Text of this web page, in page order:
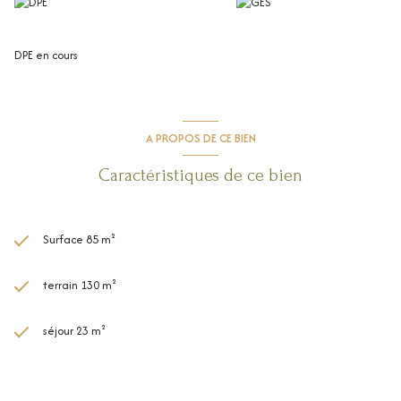
Saisissez cette opportunité de laisser libre cours à votre créativité et de
DPE en cours
A PROPOS DE CE BIEN
Caractéristiques de ce bien
Surface 85 m²
terrain 130 m²
séjour 23 m²